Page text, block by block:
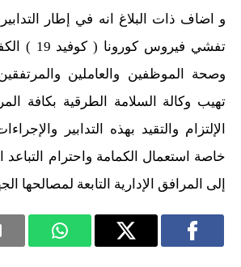
و اضاف ذات البلاغ انه في إطار التدابير
تفشي
وصحة الموظفين والعاملين
تهيب وكالة السلامة الطرقية بكافة
الإلتزام والتقيد بهذه التدابير
خاصة استعمال الكمامة واحترام
إلى المرافق الإدارية التابعة لمصالحها